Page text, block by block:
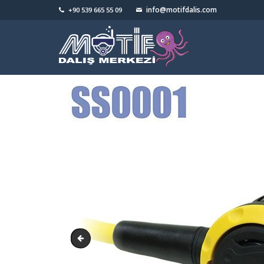
+90 539 665 55 09 info@motifdalis.com
rs1001